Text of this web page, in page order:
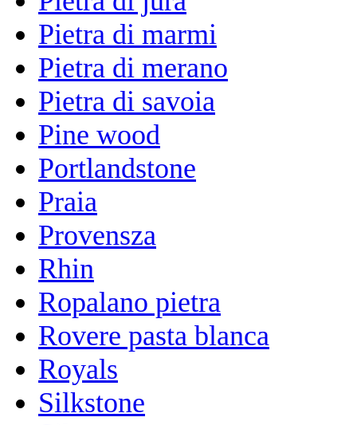
Pietra di marmi
Pietra di merano
Pietra di savoia
Pine wood
Portlandstone
Praia
Provensza
Rhin
Ropalano pietra
Rovere pasta blanca
Royals
Silkstone